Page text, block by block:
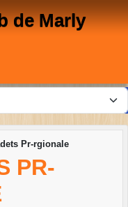
de Marly
Pr-rgionale
PR-